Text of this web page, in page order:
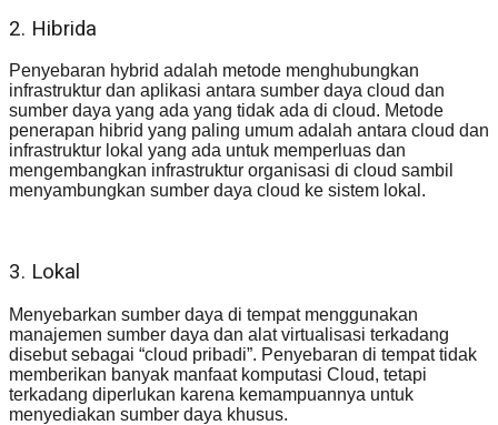
2. Hibrida
Penyebaran hybrid adalah metode menghubungkan
infrastruktur dan aplikasi antara sumber daya cloud dan
sumber daya yang ada yang tidak ada di cloud. Metode
penerapan hibrid yang paling umum adalah antara cloud dan
infrastruktur lokal yang ada untuk memperluas dan
mengembangkan infrastruktur organisasi di cloud sambil
menyambungkan sumber daya cloud ke sistem lokal.
3. Lokal
Menyebarkan sumber daya di tempat menggunakan
manajemen sumber daya dan alat virtualisasi terkadang
disebut sebagai “cloud pribadi”. Penyebaran di tempat tidak
memberikan banyak manfaat komputasi Cloud, tetapi
terkadang diperlukan karena kemampuannya untuk
menyediakan sumber daya khusus.